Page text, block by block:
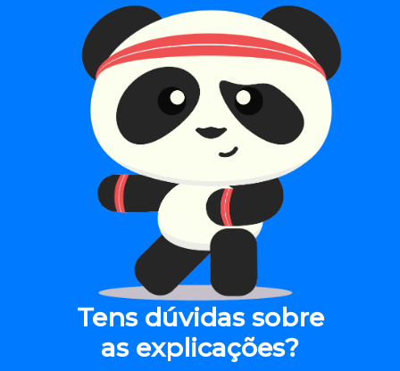
Tens dúvidas sobre
as explicações?